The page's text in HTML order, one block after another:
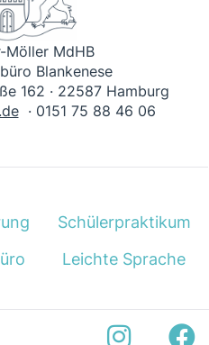
Möller MdHB
Blankenese
162 · 22587 Hamburg
· 0151 75 88 46 06
Schülerpraktikum
Leichte Sprache